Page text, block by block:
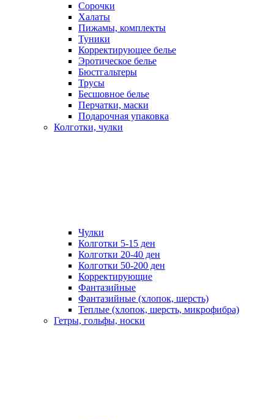
Сорочки
Халаты
Пижамы, комплекты
Туники
Корректирующее белье
Эротическое белье
Бюстгальтеры
Трусы
Бесшовное белье
Перчатки, маски
Подарочная упаковка
Колготки, чулки
Чулки
Колготки 5-15 ден
Колготки 20-40 ден
Колготки 50-200 ден
Корректирующие
Фантазийные
Фантазийные (хлопок, шерсть)
Теплые (хлопок, шерсть, микрофибра)
Гетры, гольфы, носки